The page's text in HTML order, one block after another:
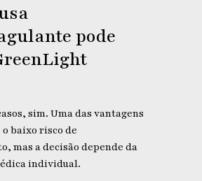
pode
sim. Uma das vantagens
baixo risco de
mas a decisão depende da
individual.